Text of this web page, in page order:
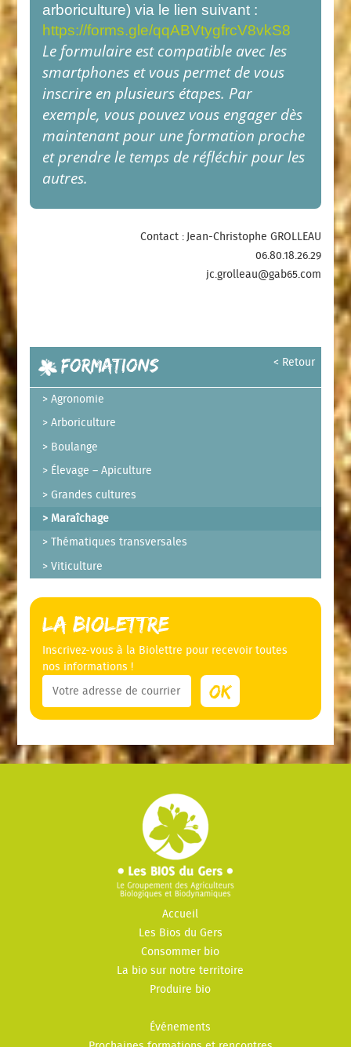
arboriculture) via le lien suivant :
https://forms.gle/qqABVtygfrcV8vkS8
Le formulaire est compatible avec les
smartphones et vous permet de vous
inscrire en plusieurs étapes. Par
exemple, vous pouvez vous engager dès
maintenant pour une formation proche
et prendre le temps de réfléchir pour les
autres.
Contact : Jean-Christophe GROLLEAU
06.80.18.26.29
jc.grolleau@gab65.com
< Retour
Formations
Agronomie
Arboriculture
Boulange
Élevage – Apiculture
Grandes cultures
Maraîchage
Thématiques transversales
Viticulture
La Biolettre
Inscrivez-vous à la Biolettre pour recevoir toutes
nos informations !
Accueil
Les Bios du Gers
Consommer bio
La bio sur notre territoire
Produire bio
Événements